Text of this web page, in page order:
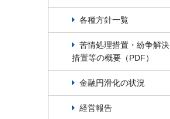
各種方針一覧
苦情処理措置・紛争解決
措置等の概要（PDF）
金融円滑化の状況
経営報告